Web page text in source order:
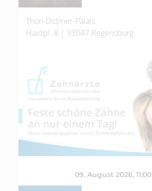
Thon-Dittmer-Palais
Haidpl. 8 | 93047 Regensburg
09. August 2026, 11:00